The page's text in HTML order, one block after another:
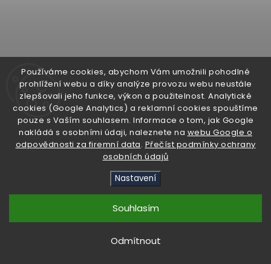
Používáme cookies, abychom Vám umožnili pohodlné
prohlížení webu a díky analýze provozu webu neustále
zlepšovali jeho funkce, výkon a použitelnost. Analytické
cookies (Google Analytics) a reklamní cookies spouštíme
pouze s Vaším souhlasem. Informace o tom, jak Google
nakládá s osobními údaji, naleznete na webu Google o
odpovědnosti za firemní data. Přečíst podmínky ochrany
osobních údajů
Nastavení
Odmítnout
Souhlasím
Podložka na balayage - Coral